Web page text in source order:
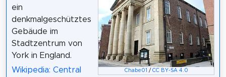
Chabe01 / CC BY-SA 4.0
ein
denkmalgeschütztes
Gebäude im
Stadtzentrum von
York in England.
Wikipedia: Central